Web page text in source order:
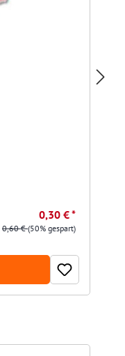
0,30 € *
0,60 €(50% gespart)